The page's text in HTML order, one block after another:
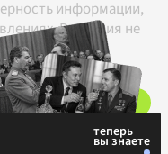
информации,
Редакция не
с